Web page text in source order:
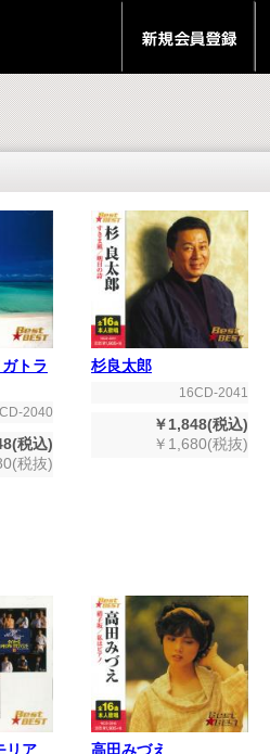
トラ
2040
税込)
税抜)
杉良太郎
16CD-2041
￥1,848(税込)
￥1,680(税抜)
リア
高田みづえ